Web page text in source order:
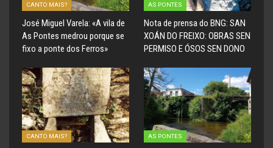
CANTO MAIS?
José Miguel Varela: «A vila de
As Pontes medrou porque se
fixo a ponte dos Ferros»
AS PONTES
Nota de prensa do BNG: SAN
XOÁN DO FREIXO: OBRAS SEN
PERMISO E ÓSOS SEN DONO
CANTO MAIS? AS PONTES